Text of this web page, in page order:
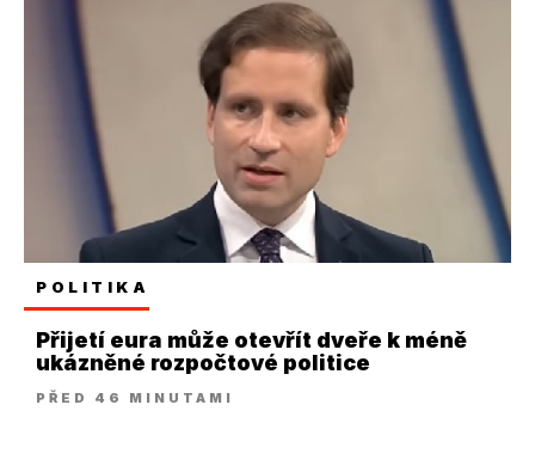
POLITIKA
Přijetí eura může otevřít dveře k méně
ukázněné rozpočtové politice
PŘED 46 MINUTAMI